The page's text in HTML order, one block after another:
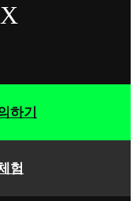
험
하기